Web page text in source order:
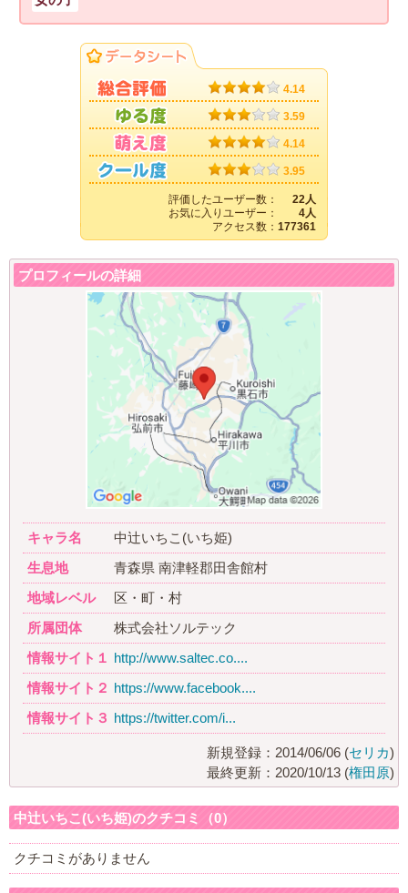
4.14
3.59
4.14
3.95
評価したユーザー数：
22人
お気に入りユーザー：
4人
アクセス数： 177361
プロフィールの詳細
キャラ名
中辻いちこ(いち姫)
生息地
青森県 南津軽郡田舎館村
地域レベル
区・町・村
所属団体
株式会社ソルテック
情報サイト１ http://www.saltec.co....
情報サイト２ https://www.facebook....
情報サイト３ https://twitter.com/i...
新規登録：2014/06/06 (セリカ)
最終更新：2020/10/13 (権田原)
中辻いちこ(いち姫)のクチコミ（0）
クチコミがありません